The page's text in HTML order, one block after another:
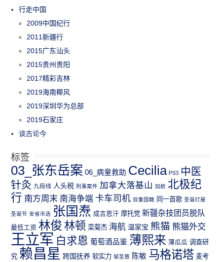
行走中国
2009中国纪行
2011新疆行
2015广东汕头
2015贵州贵阳
2017精彩吉林
2019海南椰风
2019深圳华为总部
2019石家庄
谈古论今
标签
03_张东岳案 06_病童救助 Cecilia PS3 中医
针灸 九段线 人头税 刑事案件 加拿大落基山 加航 北极纪
行 南方周末 南海争端 卡车司机 双重国籍 同一首歌 圣诞灯屋
圣诞节 安省市选 张国焘 成吉思汗 摩托党 新疆杂技团员脱队
最低工资 林俊 林顿 栾菊杰 海航 温家宝 熊猫 熊猫外交
王立军 白求恩 葡萄酒品鉴 薄熙来 薄瓜瓜 调查研
究 赖昌星 跨国抚养 软实力 邹至蕙 陈敏 马格诺塔 麦考